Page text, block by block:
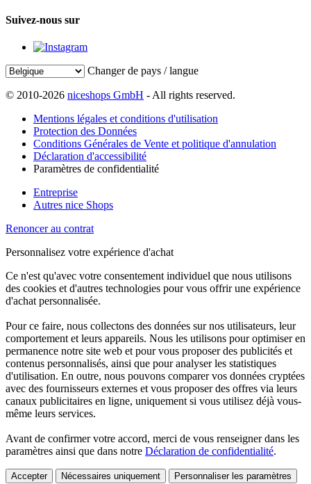
Suivez-nous sur
Changer de pays / langue
© 2010-2026 niceshops GmbH - All rights reserved.
Mentions légales et conditions d'utilisation
Protection des Données
Conditions Générales de Vente et politique d'annulation
Déclaration d'accessibilité
Paramètres de confidentialité
Entreprise
Autres nice Shops
Renoncer au contrat
Personnalisez votre expérience d'achat
Ce n'est qu'avec votre consentement individuel que nous utilisons
des cookies et d'autres technologies pour vous offrir une expérience
d'achat personnalisée.
Pour ce faire, nous collectons des données sur nos utilisateurs, leur
comportement et leurs appareils. Nous les utilisons pour optimiser en
permanence notre site web et pour vous proposer des publicités et
contenus personnalisés, ainsi que pour analyser les statistiques
d'utilisation. En outre, nous pouvons comparer vos données cryptées
avec des fournisseurs externes et vous proposer des offres via leurs
canaux publicitaires en ligne, uniquement si vous utilisez déjà vous-
même leurs services.
Avant de confirmer votre accord, merci de vous renseigner dans les
paramètres ainsi que dans notre Déclaration de confidentialité.
Accepter Nécessaires uniquement Personnaliser les paramètres